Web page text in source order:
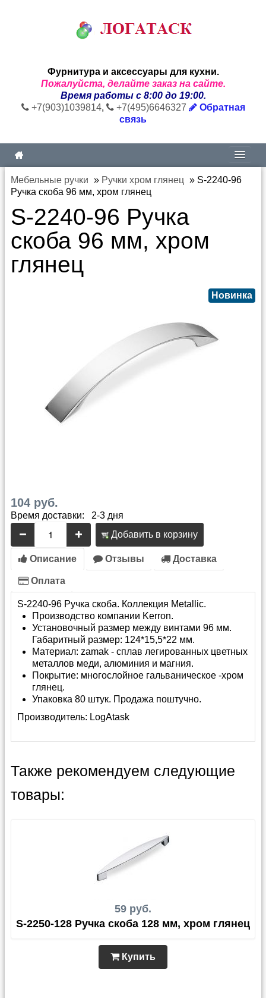
Фурнитура и аксессуары для кухни.
Пожалуйста, делайте заказ на сайте.
Время работы с 8:00 до 19:00.
+7(903)1039814, +7(495)6646327
Обратная
связь
Мебельные ручки » Ручки хром глянец » S-2240-96
Ручка скоба 96 мм, хром глянец
S-2240-96 Ручка
скоба 96 мм, хром
глянец
Новинка
104 руб.
Время доставки: 2-3 дня
Добавить в корзину
Описание Отзывы Доставка
Оплата
S-2240-96 Ручка скоба. Коллекция Metallic.
Производство компании Kerron.
Установочный размер между винтами 96 мм.
Габаритный размер: 124*15,5*22 мм.
Материал: zamak - сплав легированных цветных
металлов меди, алюминия и магния.
Покрытие: многослойное гальваническое -хром
глянец.
Упаковка 80 штук. Продажа поштучно.
Производитель: LogAtask
Также рекомендуем следующие
товары:
59 руб.
S-2250-128 Ручка скоба 128 мм, хром глянец
Купить